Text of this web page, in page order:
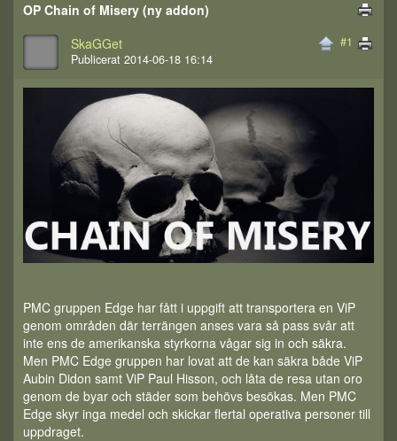
OP Chain of Misery (ny addon)
#1
SkaGGet
Publicerat 2014-06-18 16:14
PMC gruppen Edge har fått i uppgift att transportera en ViP
genom områden där terrängen anses vara så pass svår att
inte ens de amerikanska styrkorna vågar sig in och säkra.
Men PMC Edge gruppen har lovat att de kan säkra både ViP
Aubin Didon samt ViP Paul Hisson, och låta de resa utan oro
genom de byar och städer som behövs besökas. Men PMC
Edge skyr inga medel och skickar flertal operativa personer till
uppdraget.